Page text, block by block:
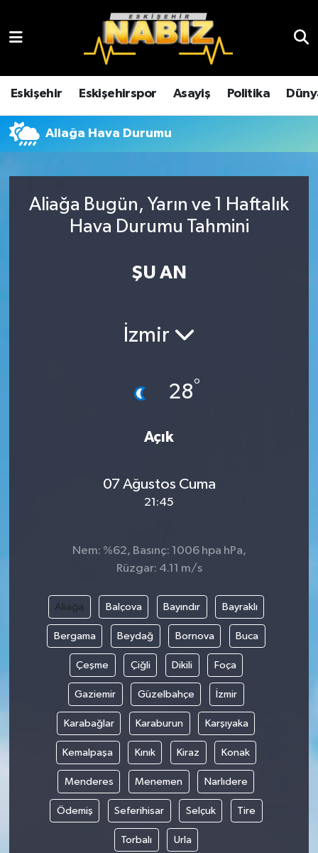
Eskişehir Eskişehirspor Asayiş Politika
Aliağa Hava Durumu
Aliağa Bugün, Yarın ve 1 Haftalık
Hava Durumu Tahmini
ŞU AN
İzmir
28°
Açık
07 Ağustos Cuma
21:45
Nem: %62, Basınç: 1006 hpa hPa,
Rüzgar: 4.11 m/s
Aliağa Balçova Bayındır Bayraklı
Bergama Beydağ Bornova Buca
Çeşme Çiğli Dikili Foça
Gaziemir Güzelbahçe İzmir
Karabağlar Karaburun Karşıyaka
Kemalpaşa Kınık Kiraz Konak
Menderes Menemen Narlıdere
Ödemiş Seferihisar Selçuk Tire
Torbalı Urla
Çevre
Dünya
Ekonomi
Eskişehir
Yaşam
Yurttan
Eskişehir Hava Durumu
Eskişehir Trafik Yoğunluk Haritası
TFF 3.Lig 4.Grup Puan Durumu ve Fikstür
Son Dakika Haberleri
Haber Arşivi